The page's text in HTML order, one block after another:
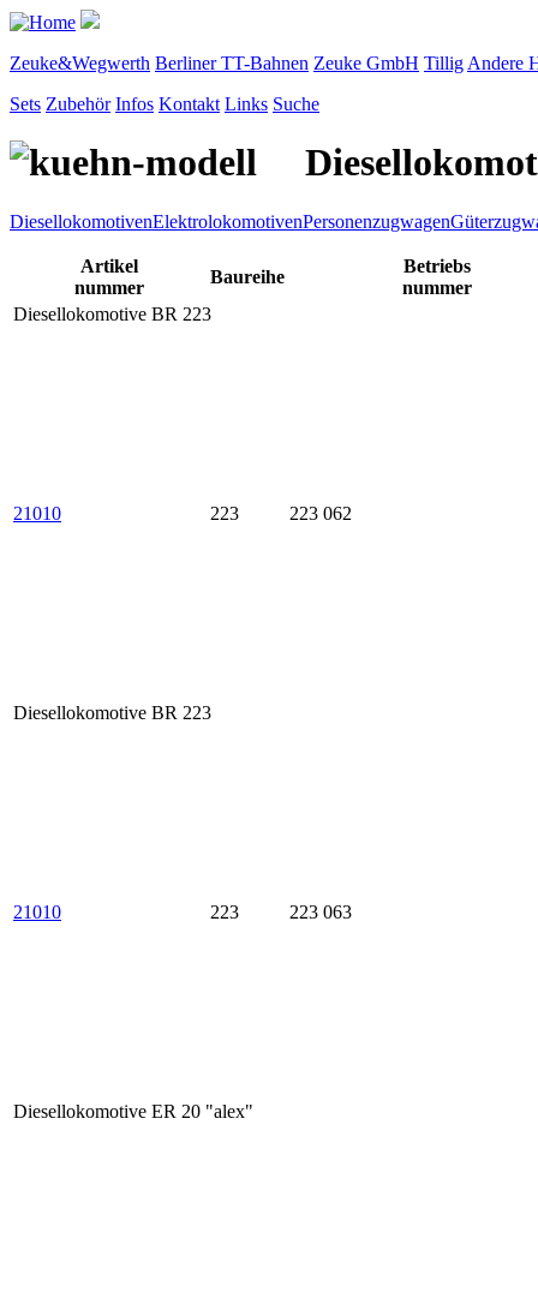
Zeuke&Wegwerth Berliner TT-Bahnen Zeuke GmbH Tillig Andere
Sets Zubehör Infos Kontakt Links Suche
DiesellokomotivenElektrolokomotivenPersonenzugwagen
Artikel
nummer
Baureihe
Betriebs
nummer
Diesellokomotive BR 223
21010 223 223 062
Diesellokomotive BR 223
21010 223 223 063
Diesellokomotive ER 20 "alex"